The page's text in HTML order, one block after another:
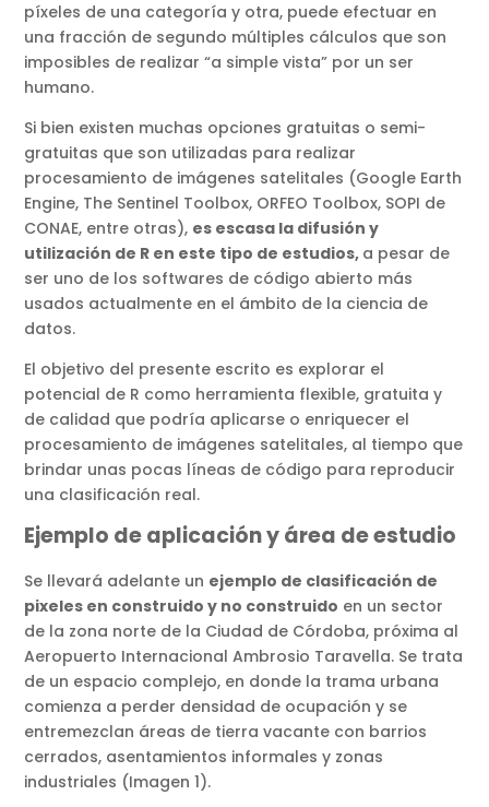
píxeles de una categoría y otra, puede efectuar en
una fracción de segundo múltiples cálculos que son
imposibles de realizar “a simple vista” por un ser
humano.
Si bien existen muchas opciones gratuitas o semi-
gratuitas que son utilizadas para realizar
procesamiento de imágenes satelitales (Google Earth
Engine, The Sentinel Toolbox, ORFEO Toolbox, SOPI de
CONAE, entre otras), es escasa la difusión y
utilización de R en este tipo de estudios, a pesar de
ser uno de los softwares de código abierto más
usados actualmente en el ámbito de la ciencia de
datos.
El objetivo del presente escrito es explorar el
potencial de R como herramienta flexible, gratuita y
de calidad que podría aplicarse o enriquecer el
procesamiento de imágenes satelitales, al tiempo que
brindar unas pocas líneas de código para reproducir
una clasificación real.
Ejemplo de aplicación y área de estudio
Se llevará adelante un ejemplo de clasificación de
pixeles en construido y no construido en un sector
de la zona norte de la Ciudad de Córdoba, próxima al
Aeropuerto Internacional Ambrosio Taravella. Se trata
de un espacio complejo, en donde la trama urbana
comienza a perder densidad de ocupación y se
entremezclan áreas de tierra vacante con barrios
cerrados, asentamientos informales y zonas
industriales (Imagen 1).